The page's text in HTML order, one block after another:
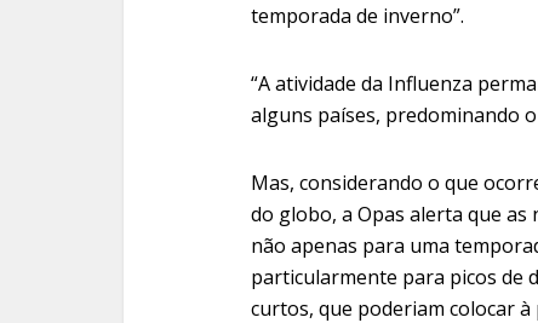
temporada de inverno”.
“A atividade da Influenza
alguns países, predominando
Mas, considerando o que
do globo, a Opas alerta que as
não apenas para uma
particularmente para picos de
curtos, que poderiam colocar à